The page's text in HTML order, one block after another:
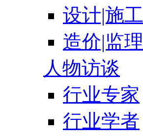
设计|施工
造价|监理
人物访谈
行业专家
行业学者